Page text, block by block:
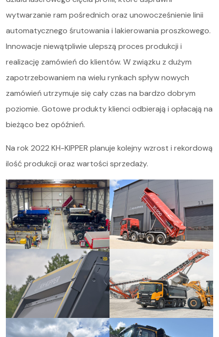
wytwarzanie ram pośrednich oraz unowocześnienie linii
automatycznego śrutowania i lakierowania proszkowego.
Innowacje niewątpliwie ulepszą proces produkcji i
realizację zamówień do klientów. W związku z dużym
zapotrzebowaniem na wielu rynkach spływ nowych
zamówień utrzymuje się cały czas na bardzo dobrym
poziomie. Gotowe produkty klienci odbierają i opłacają na
bieżąco bez opóźnień.
Na rok 2022 KH-KIPPER planuje kolejny wzrost i rekordową
ilość produkcji oraz wartości sprzedaży.